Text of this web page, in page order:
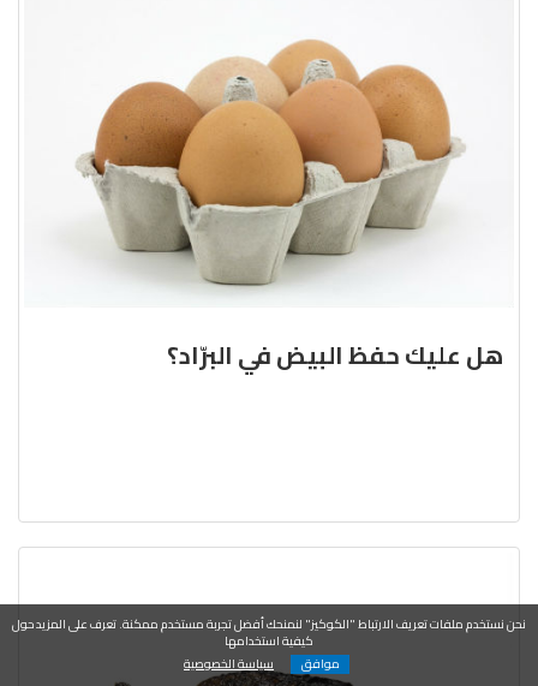
هل عليك حفظ البيض في البرّاد؟
نحن نستخدم ملفات تعريف الارتباط "الكوكيز" لنمنحك أفضل تجربة مستخدم ممكنة. تعرف على المزيد حول
كيفية استخدامها
موافق
سياسة الخصوصية